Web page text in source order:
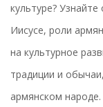
культуре?
Иисусе, роли
на культурное
традиции и
армянском